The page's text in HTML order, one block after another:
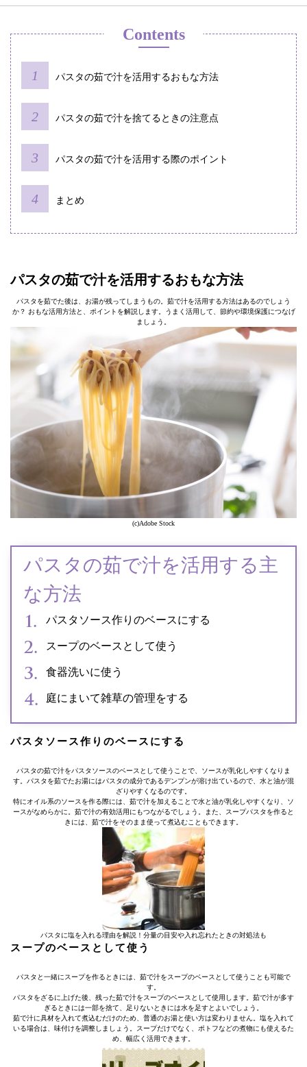
Contents
パスタの茹で汁を活用するおもな方法
パスタの茹で汁を捨てるときの注意点
パスタの茹で汁を活用する際のポイント
まとめ
パスタの茹で汁を活用するおもな方法
パスタを茹でた後は、お湯が残ってしまうもの。茹で汁を活用する方法はあるのでしょう
か？ おもな活用方法と、ポイントを解説します。うまく活用して、節約や環境保護につなげ
ましょう。
(c)Adobe Stock
パスタの茹で汁を活用する主
な方法
パスタソース作りのベースにする
スープのベースとして使う
食器洗いに使う
庭にまいて雑草の管理をする
パスタソース作りのベースにする
パスタの茹で汁をパスタソースのベースとして使うことで、ソースが乳化しやすくなりま
す。パスタを茹でたお湯にはパスタの成分であるデンプンが溶け出ているので、水と油が混
ざりやすくなるのです。
特にオイル系のソースを作る際には、茹で汁を加えることで水と油が乳化しやすくなり、ソ
ースがなめらかに。茹で汁の有効活用にもつながるでしょう。また、スープパスタを作ると
きには、茹で汁をそのまま使って煮込むこともできます。
パスタに塩を入れる理由を解説！分量の目安や入れ忘れたときの対処法も
スープのベースとして使う
パスタと一緒にスープを作るときには、茹で汁をスープのベースとして使うことも可能で
す。
パスタをざるに上げた後、残った茹で汁をスープのベースとして使用します。茹で汁が多す
ぎるときには一部を捨て、足りないときには水を足すとよいでしょう。
茹で汁に具材を入れて煮込むだけのため、普通のお湯と使い方は変わりません。塩を入れて
いる場合は、味付けを調整しましょう。スープだけでなく、ポトフなどの煮物にも使えるた
め、幅広く活用できます。